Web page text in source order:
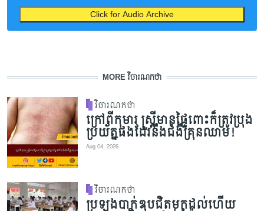
Click for Audio Archive
MORE វិចារណកថា
វិចារណកថា
ក្រៅពីកុមារ ស្ត្រីមានផ្ទៃពោះក៏ត្រូវប្រុង
ប្រយ័ត្នផងដែរនឹងជំងឺគ្រុនឈាម!
Aug 04, 2026
វិចារណកថា
ប្រឡងបាក់ឌុបជិតមកដល់ហើយ